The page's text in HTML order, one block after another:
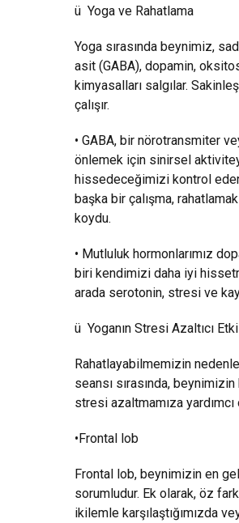
ü Yoga ve Rahatlama
Yoga sırasında beynimiz,
asit (GABA), dopamin,
kimyasalları salgılar.
çalışır.
• GABA, bir nörotransmiter
önlemek için sinirsel
hissedeceğimizi kontrol eder.
başka bir çalışma,
koydu.
• Mutluluk hormonlarımız
biri kendimizi daha iyi
arada serotonin, stresi ve
ü Yoganın Stresi Azaltıcı
Rahatlayabilmemizin
seansı sırasında,
stresi azaltmamıza yardımcı
•Frontal lob
Frontal lob, beynimizin en
sorumludur. Ek olarak, öz
ikilemle karşılaştığımızda